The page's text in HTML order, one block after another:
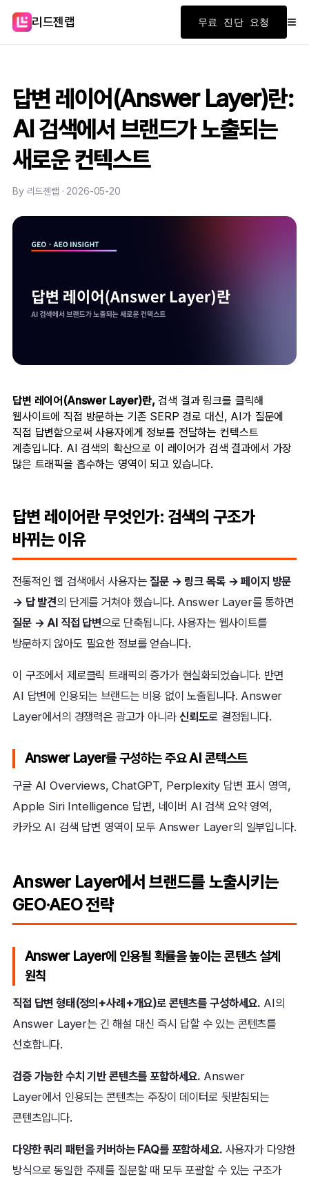
리드젠랩 무료 진단 요청 ≡
답변 레이어(Answer Layer)란:
AI 검색에서 브랜드가 노출되는
새로운 컨텍스트
By 리드젠랩 · 2026-05-20
답변 레이어(Answer Layer)란,검색 결과 링크를 클릭해
웹사이트에 직접 방문하는 기존 SERP 경로 대신, AI가 질문에
직접 답변함으로써 사용자에게 정보를 전달하는 컨텍스트
계층입니다. AI 검색의 확산으로 이 레이어가 검색 결과에서 가장
많은 트래픽을 흡수하는 영역이 되고 있습니다.
답변 레이어란 무엇인가: 검색의 구조가
바뀌는 이유
전통적인 웹 검색에서 사용자는질문 → 링크 목록 → 페이지 방문
→ 답 발견의 단계를 거쳐야 했습니다. Answer Layer를 통하면
질문 → AI 직접 답변으로 단축됩니다. 사용자는 웹사이트를
방문하지 않아도 필요한 정보를 얻습니다.
이 구조에서 제로클릭 트래픽의 증가가 현실화되었습니다. 반면
AI 답변에 인용되는 브랜드는 비용 없이 노출됩니다. Answer
Layer에서의 경쟁력은 광고가 아니라신뢰도로 결정됩니다.
Answer Layer를 구성하는 주요 AI 콘텍스트
구글 AI Overviews, ChatGPT, Perplexity 답변 표시 영역,
Apple Siri Intelligence 답변, 네이버 AI 검색 요약 영역,
카카오 AI 검색 답변 영역이 모두 Answer Layer의 일부입니다.
Answer Layer에서 브랜드를 노출시키는
GEO·AEO 전략
Answer Layer에 인용될 확률을 높이는 콘텐츠 설계
원칙
직접 답변 형태(정의+사례+개요)로 콘텐츠를 구성하세요. AI의
Answer Layer는 긴 해설 대신 즉시 답할 수 있는 콘텐츠를
선호합니다.
검증 가능한 수치 기반 콘텐츠를 포함하세요. Answer
Layer에서 인용되는 콘텐츠는 주장이 데이터로 뒷받침되는
콘텐츠입니다.
다양한 쿼리 패턴을 커버하는 FAQ를 포함하세요.사용자가 다양한
방식으로 동일한 주제를 질문할 때 모두 포괄할 수 있는 구조가